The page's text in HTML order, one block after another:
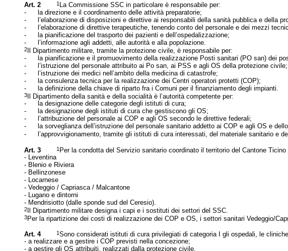
Art. 2 1La Commissione SSC in particolare è responsabile per:
-
la direzione e il coordinamento delle attività preparatorie;
-
l’elaborazione di disposizioni e direttive ai responsabili della sanità pubblica e della
-
l’elaborazione di direttive terapeutiche, tenendo conto del personale e dei mezzi
-
la pianificazione del trasporto dei pazienti e dell’ospedalizzazione;
-
l’informazione agli addetti, alle autorità e alla popolazione.
2Il Dipartimento militare, tramite la protezione civile, è responsabile per:
-
la pianificazione e il promuovimento della realizzazione Posti sanitari (PO san) dei
-
l’istruzione del personale attribuito ai Po san, ai PSS e agli OS della protezione civile;
-
l’istruzione dei medici nell’ambito della medicina di catastrofe;
-
la consulenza tecnica per la realizzazione dei Centri operatori protetti (COP);
-
la definizione della chiave di riparto fra i Comuni per il finanziamento degli impianti.
3Il Dipartimento della sanità e della socialità è l’autorità competente per:
-
la designazione delle categorie degli istituti di cura;
-
la designazione degli istituti di cura che gestiscono gli OS;
-
l’attribuzione del personale ai COP e agli OS secondo le direttive federali;
-
la sorveglianza dell’istruzione del personale sanitario addetto ai COP e agli OS e
-
l’approvvigionamento, tramite gli istituti di cura interessati, del materiale sanitario e
Art. 3 1 Per la condotta del Servizio sanitario coordinato il territorio del Cantone
- Leventina
- Blenio e Riviera
- Bellinzonese
- Locarnese
- Vedeggio / Capriasca / Malcantone
- Lugano e dintorni
- Mendrisiotto (dalle sponde sud del Ceresio).
2 Il Dipartimento militare designa i capi e i sostituti dei settori del SSC.
3Per la ripartizione dei costi di realizzazione dei COP e OS, i settori sanitari Vedeggio/
Art. 4 1Sono considerati istituti di cura privilegiati di categoria I gli ospedali, le
- a realizzare e a gestire i COP previsti nella concezione;
- a gestire gli OS attribuiti, realizzati dalla protezione civile.